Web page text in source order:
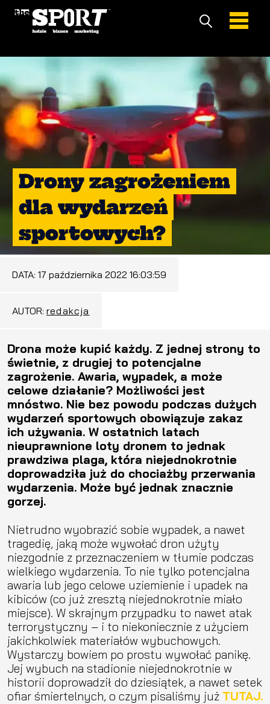
Drony zagrożeniem
dla wydarzeń
sportowych?
DATA: 17 października 2022 16:03:59
AUTOR: redakcja
Drona może kupić każdy. Z jednej strony to
świetnie, z drugiej to potencjalne
zagrożenie. Awaria, wypadek, a może
celowe działanie? Możliwości jest
mnóstwo. Nie bez powodu podczas dużych
wydarzeń sportowych obowiązuje zakaz
ich używania. W ostatnich latach
nieuprawnione loty dronem to jednak
prawdziwa plaga, która niejednokrotnie
doprowadziła już do chociażby przerwania
wydarzenia. Może być jednak znacznie
gorzej.
Nietrudno wyobrazić sobie wypadek, a nawet
tragedię, jaką może wywołać dron użyty
niezgodnie z przeznaczeniem w tłumie podczas
wielkiego wydarzenia. To nie tylko potencjalna
awaria lub jego celowe uziemienie i upadek na
kibiców (co już zresztą niejednokrotnie miało
miejsce). W skrajnym przypadku to nawet atak
terrorystyczny – i to niekoniecznie z użyciem
jakichkolwiek materiałów wybuchowych.
Wystarczy bowiem po prostu wywołać panikę.
Jej wybuch na stadionie niejednokrotnie w
historii doprowadził do dziesiątek, a nawet setek
ofiar śmiertelnych, o czym pisaliśmy już TUTAJ.